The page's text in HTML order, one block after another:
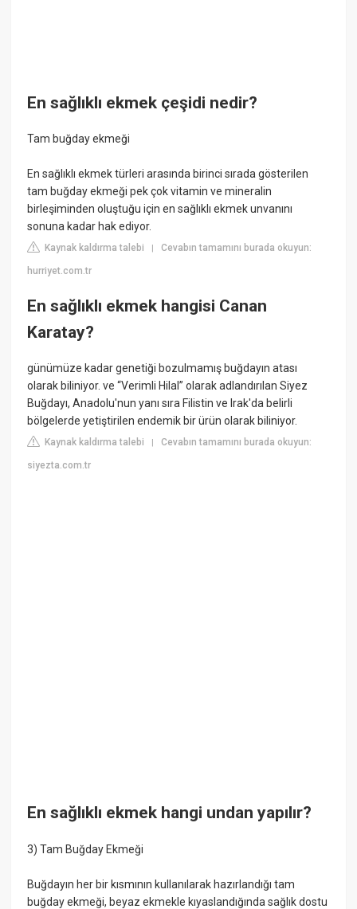
En sağlıklı ekmek çeşidi nedir?
Tam buğday ekmeği
En sağlıklı ekmek türleri arasında birinci sırada gösterilen
tam buğday ekmeği pek çok vitamin ve mineralin
birleşiminden oluştuğu için en sağlıklı ekmek unvanını
sonuna kadar hak ediyor.
Kaynak kaldırma talebi |Cevabın tamamını burada okuyun:
hurriyet.com.tr
En sağlıklı ekmek hangisi Canan
Karatay?
günümüze kadar genetiği bozulmamış buğdayın atası
olarak biliniyor. ve “Verimli Hilal” olarak adlandırılan Siyez
Buğdayı, Anadolu'nun yanı sıra Filistin ve Irak'da belirli
bölgelerde yetiştirilen endemik bir ürün olarak biliniyor.
Kaynak kaldırma talebi |Cevabın tamamını burada okuyun:
siyezta.com.tr
En sağlıklı ekmek hangi undan yapılır?
3) Tam Buğday Ekmeği
Buğdayın her bir kısmının kullanılarak hazırlandığı tam
buğday ekmeği, beyaz ekmekle kıyaslandığında sağlık dostu